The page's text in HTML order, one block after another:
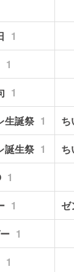
1
1
1
生誕祭 1
誕生祭 1
1
1
1
1